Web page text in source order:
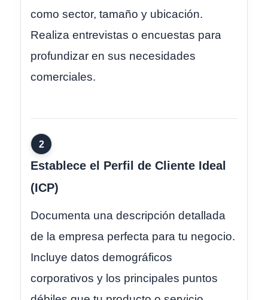
como sector, tamaño y ubicación.
Realiza entrevistas o encuestas para
profundizar en sus necesidades
comerciales.
2
Establece el Perfil de Cliente Ideal
(ICP)
Documenta una descripción detallada
de la empresa perfecta para tu negocio.
Incluye datos demográficos
corporativos y los principales puntos